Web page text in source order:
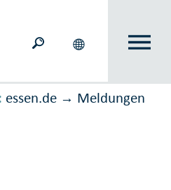
essen.de → Meldungen